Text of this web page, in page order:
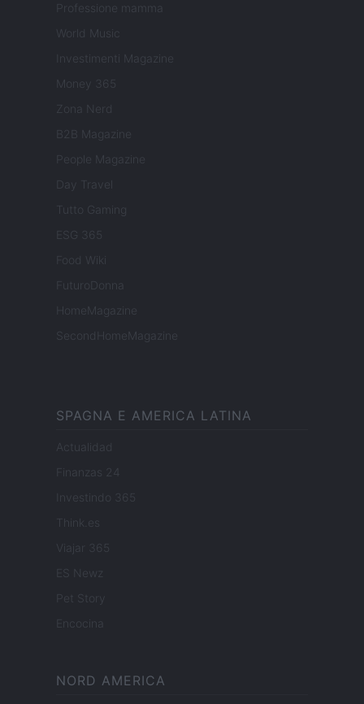
Professione mamma
World Music
Investimenti Magazine
Money 365
Zona Nerd
B2B Magazine
People Magazine
Day Travel
Tutto Gaming
ESG 365
Food Wiki
FuturoDonna
HomeMagazine
SecondHomeMagazine
SPAGNA E AMERICA LATINA
Actualidad
Finanzas 24
Investindo 365
Think.es
Viajar 365
ES Newz
Pet Story
Encocina
NORD AMERICA